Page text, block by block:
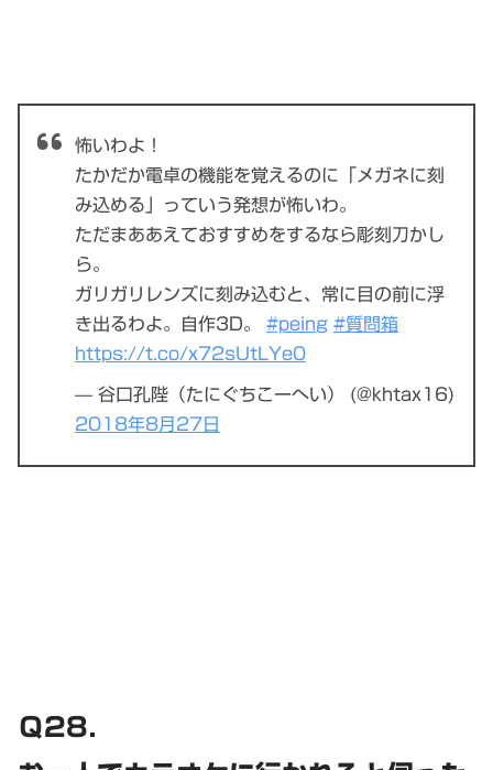
怖いわよ！
たかだか電卓の機能を覚えるのに「メガネに刻
み込める」っていう発想が怖いわ。
ただまああえておすすめをするなら彫刻刀かし
ら。
ガリガリレンズに刻み込むと、常に目の前に浮
き出るわよ。自作3D。 #peing #質問箱
https://t.co/x72sUtLYe0
— 谷口孔陛（たにぐちこーへい） (@khtax16)
2018年8月27日
Ｑ28．